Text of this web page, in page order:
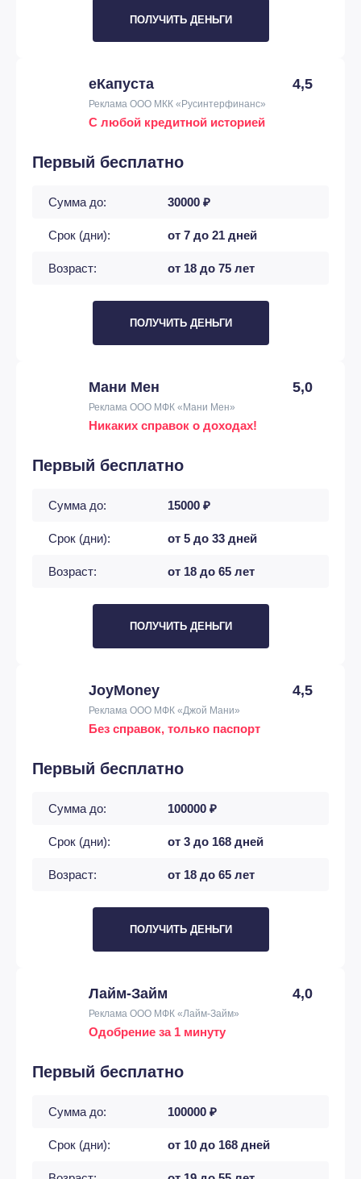
ПОЛУЧИТЬ ДЕНЬГИ
еКапуста 4,5
Реклама ООО МКК «Русинтерфинанс»
С любой кредитной историей
Первый бесплатно
Сумма до: 30000 ₽
Срок (дни): от 7 до 21 дней
Возраст: от 18 до 75 лет
ПОЛУЧИТЬ ДЕНЬГИ
Мани Мен 5,0
Реклама ООО МФК «Мани Мен»
Никаких справок о доходах!
Первый бесплатно
Сумма до: 15000 ₽
Срок (дни): от 5 до 33 дней
Возраст: от 18 до 65 лет
ПОЛУЧИТЬ ДЕНЬГИ
JoyMoney 4,5
Реклама ООО МФК «Джой Мани»
Без справок, только паспорт
Первый бесплатно
Сумма до: 100000 ₽
Срок (дни): от 3 до 168 дней
Возраст: от 18 до 65 лет
ПОЛУЧИТЬ ДЕНЬГИ
Лайм-Займ 4,0
Реклама ООО МФК «Лайм-Займ»
Одобрение за 1 минуту
Первый бесплатно
Сумма до: 100000 ₽
Срок (дни): от 10 до 168 дней